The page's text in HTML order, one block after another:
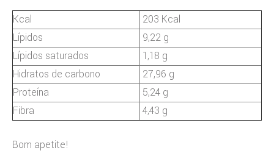
Kcal
203 Kcal
Lípidos
9,22 g
Lípidos saturados
1,18 g
Hidratos de carbono
27,96 g
Proteína
5,24 g
Fibra
4,43 g
Bom apetite!